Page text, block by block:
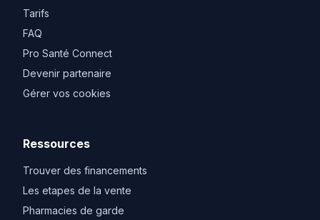
Tarifs
FAQ
Pro Santé Connect
Devenir partenaire
Gérer vos cookies
Ressources
Trouver des financements
Les etapes de la vente
Pharmacies de garde